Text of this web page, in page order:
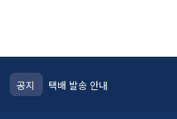
공지 택배 발송 안내